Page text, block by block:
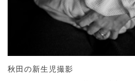
秋田の新生児撮影